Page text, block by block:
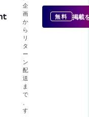
企
画
か
ら
リ
タ
ー
ン
配
送
ま
で
す
無料 掲載